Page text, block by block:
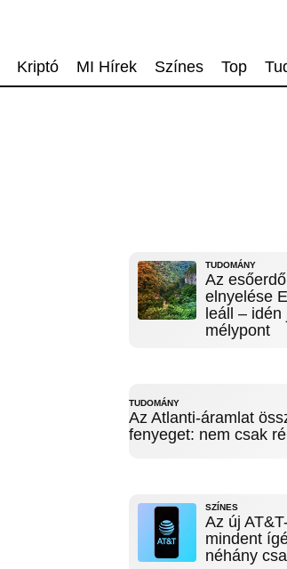
Kriptó MI Hírek Színes Top
TUDOMÁNY
Az
elnyelése
leáll –
mélypont
TUDOMÁNY
Az Atlanti-áramlat
fenyeget: nem csak
SZÍNES
Az új
mindent
néhány